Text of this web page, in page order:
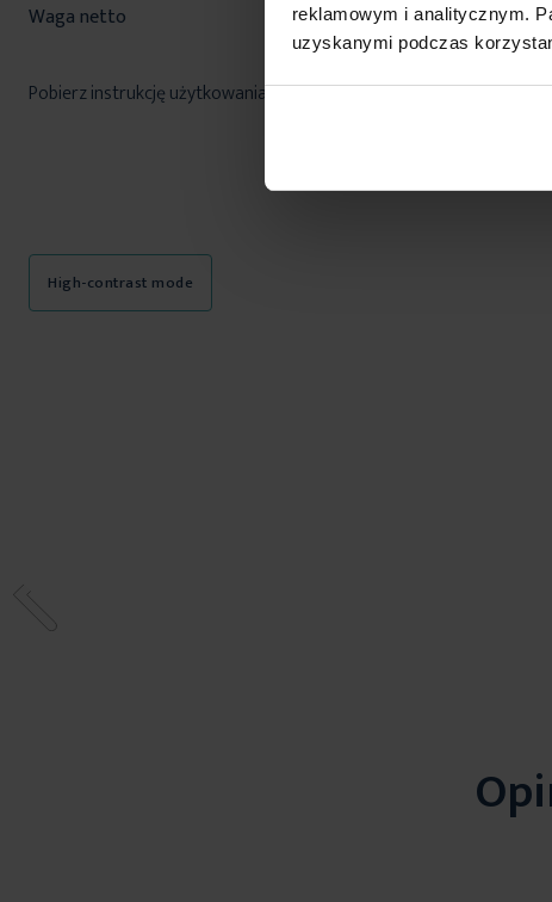
reklamowym i analitycznym.
uzyskanymi podczas
Waga netto
1300 g
Pobierz instrukcję użytkowania i bezpieczeństwa produktu
High-contrast mode